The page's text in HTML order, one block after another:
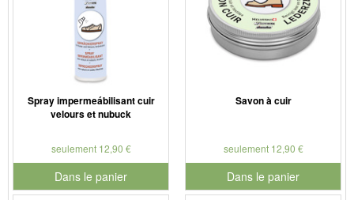
Spray impermeábilisant cuir
velours et nubuck
seulement 12,90 €
Dans le panier
pour le numéro de produit 901179
Savon à cuir
seulement 12,90 €
Dans le panier
pour le numéro de produit